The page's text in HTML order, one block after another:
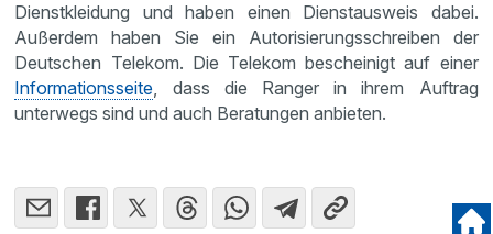
Dienstkleidung und haben einen Dienstausweis dabei.
Außerdem haben Sie ein Autorisierungsschreiben der
Deutschen Telekom. Die Telekom bescheinigt auf einer
Informationsseite, dass die Ranger in ihrem Auftrag
unterwegs sind und auch Beratungen anbieten.